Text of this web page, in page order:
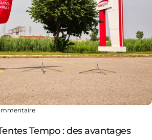
Tempo : des avantages